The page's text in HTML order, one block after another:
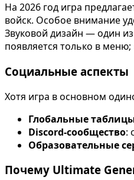
На 2026 год игра
войск. Особое внимание
Звуковой дизайн — один
появляется только в
Социальные аспекты
Хотя игра в основном
Глобальные
Discord-сообщество:
Образовательные
Почему Ultimate